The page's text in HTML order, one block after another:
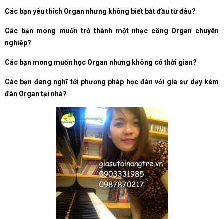
Các bạn yêu thích Organ nhưng không biết bắt đầu từ đâu?
Các bạn mong muốn trở thành một nhạc công Organ chuyên
nghiệp?
Các bạn mong muốn học Organ nhưng không có thời gian?
Các bạn đang nghĩ tới phương pháp học đàn với gia sư dạy kèm
đàn Organ tại nhà?